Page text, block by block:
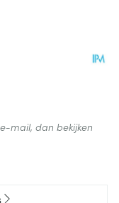
mail, dan bekijken